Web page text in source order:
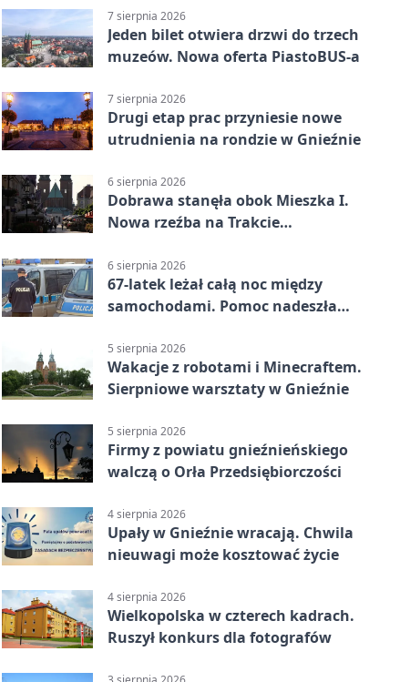
7 sierpnia 2026
Jeden bilet otwiera drzwi do trzech
muzeów. Nowa oferta PiastoBUS-a
7 sierpnia 2026
Drugi etap prac przyniesie nowe
utrudnienia na rondzie w Gnieźnie
6 sierpnia 2026
Dobrawa stanęła obok Mieszka I.
Nowa rzeźba na Trakcie
6 sierpnia 2026
67-latek leżał całą noc między
samochodami. Pomoc nadeszła
5 sierpnia 2026
Wakacje z robotami i Minecraftem.
Sierpniowe warsztaty w Gnieźnie
5 sierpnia 2026
Firmy z powiatu gnieźnieńskiego
walczą o Orła Przedsiębiorczości
4 sierpnia 2026
Upały w Gnieźnie wracają. Chwila
nieuwagi może kosztować życie
4 sierpnia 2026
Wielkopolska w czterech kadrach.
Ruszył konkurs dla fotografów